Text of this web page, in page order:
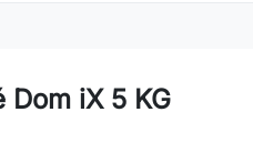
Dom iX 5 KG